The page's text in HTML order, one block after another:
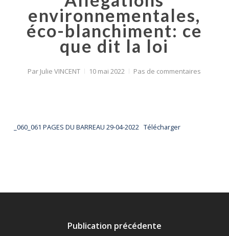
environnementales,
éco-blanchiment: ce
que dit la loi
Par Julie VINCENT 10 mai 2022 Pas de commentaires
_060_061 PAGES DU BARREAU 29-04-2022 Télécharger
Publication précédente